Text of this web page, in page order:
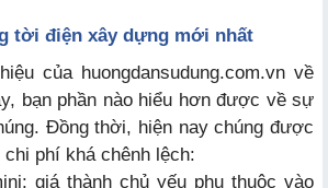
tời điện xây dựng mới nhất
của huongdansudung.com.vn về
bạn phần nào hiểu hơn được về sự
Đồng thời, hiện nay chúng được
phí khá chênh lệch:
giá thành chủ yếu phụ thuộc vào